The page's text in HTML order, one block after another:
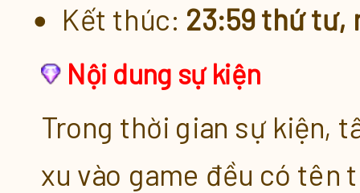
Nạp Xu Liên Tục [21.03 -
Nạp Xu Đột Biến [21.03 -
Kết thúc: 23:59 thứ tư,
Nội dung sự kiện
Trong thời gian sự kiện,
xu vào game đều có tên